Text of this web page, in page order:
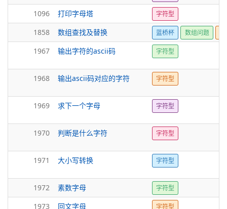
1096 打印字母塔 字符型
1858 数组查找及替换 蓝桥杯 数组问题
1967 输出字符的ascii码 字符型
1968 输出ascii码对应的字符 字符型
1969 求下一个字母 字符型
1970 判断是什么字符 字符型
1971 大小写转换 字符型
1972 素数字母 字符型
1973 回文字母 字符型